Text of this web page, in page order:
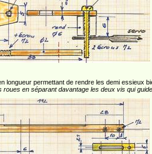
longueur permettant de rendre les demi essieux
roues en séparant davantage les deux vis qui